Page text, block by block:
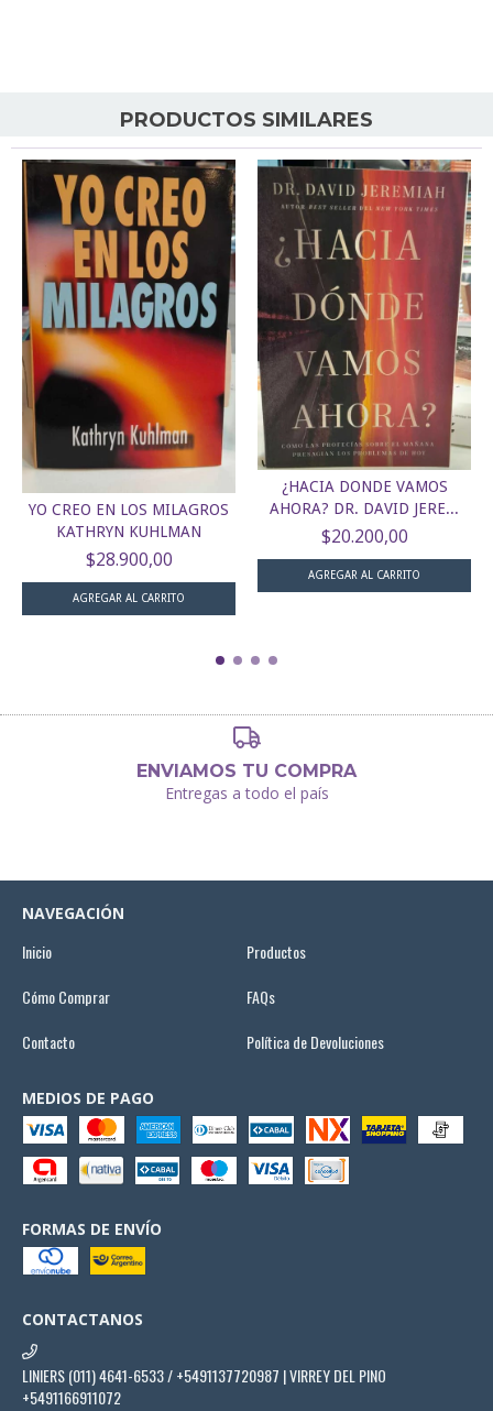
PRODUCTOS SIMILARES
YO CREO EN LOS MILAGROS
KATHRYN KUHLMAN
$28.900,00
¿HACIA DONDE VAMOS
AHORA? DR. DAVID JERE...
$20.200,00
ENVIAMOS TU COMPRA
Entregas a todo el país
NAVEGACIÓN
Inicio
Productos
Cómo Comprar
FAQs
Contacto
Política de Devoluciones
MEDIOS DE PAGO
FORMAS DE ENVÍO
CONTACTANOS
LINIERS (011) 4641-6533 / +5491137720987 | VIRREY DEL PINO
+5491166911072